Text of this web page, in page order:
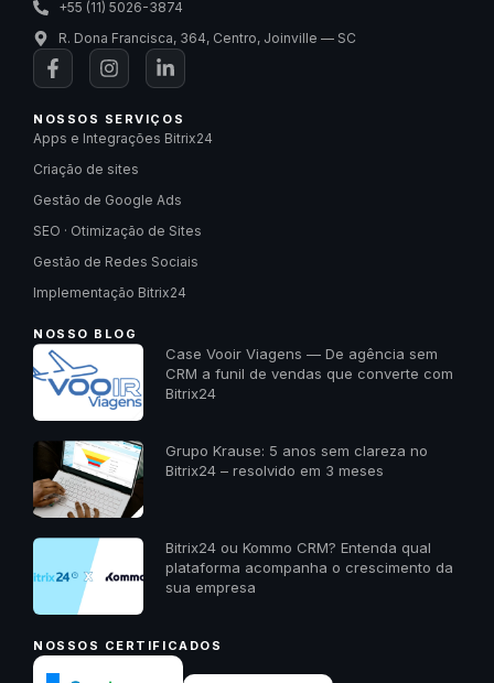
+55 (11) 5026-3874
R. Dona Francisca, 364, Centro, Joinville — SC
NOSSOS SERVIÇOS
Apps e Integrações Bitrix24
Criação de sites
Gestão de Google Ads
SEO · Otimização de Sites
Gestão de Redes Sociais
Implementação Bitrix24
NOSSO BLOG
Case Vooir Viagens — De agência sem
CRM a funil de vendas que converte com
Bitrix24
Grupo Krause: 5 anos sem clareza no
Bitrix24 – resolvido em 3 meses
Bitrix24 ou Kommo CRM? Entenda qual
plataforma acompanha o crescimento da
sua empresa
NOSSOS CERTIFICADOS